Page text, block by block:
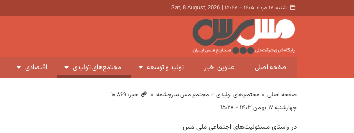
شنبه ۱۷ مرداد ۱۴۰۵ - ۱۵:۴۷ |
Sat, 8 August, 2026
صفحه اصلی عناوین اخبار تولید و توسعه مجتمع‌های تولیدی اقتصادی
صفحه اصلی مجتمع‌های تولیدی مجتمع مس سرچشمه خبر: ۱۰٬۸۶۹
چهارشنبه ۱۷ بهمن ۱۴۰۳ - ۱۵:۲۸
در راستای مسئولیت‌های اجتماعی ملی مس